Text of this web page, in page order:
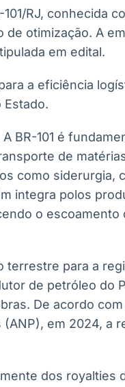
RJ, conhecida
de otimização. A
em edital.
a eficiência
Estado.
BR-101 é
de
como siderurgia,
integra polos
o escoamento
terrestre para a
de petróleo do
De acordo
em 2024, a
dos royalties